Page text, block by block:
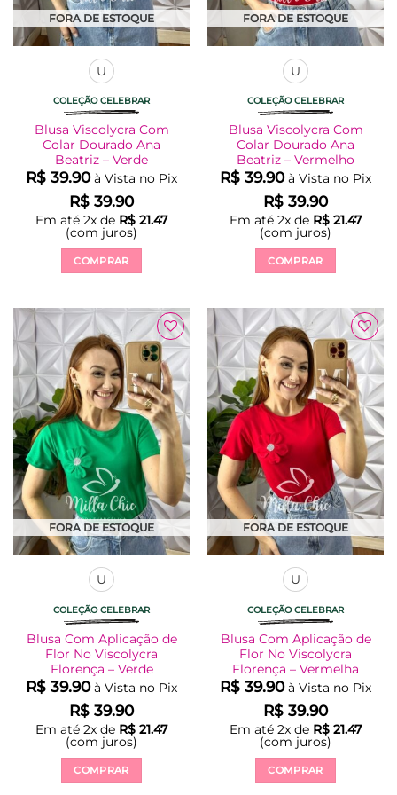
FORA DE ESTOQUE
U
COLEÇÃO CELEBRAR
Blusa Viscolycra Com
Colar Dourado Ana
Beatriz – Verde
R$ 39.90 à Vista no Pix
R$ 39.90
Em até 2x de R$ 21.47
(com juros)
COMPRAR
tem
várias
variantes.
As
opções
podem
ser
escolhidas
na
página
do
produto
FORA DE ESTOQUE
U
COLEÇÃO CELEBRAR
Blusa Viscolycra Com
Colar Dourado Ana
Beatriz – Vermelho
R$ 39.90 à Vista no Pix
R$ 39.90
Em até 2x de R$ 21.47
(com juros)
COMPRAR
tem
várias
variantes.
As
opções
podem
ser
escolhidas
na
página
do
produto
Adicionar
à Lista
FORA DE ESTOQUE
U
COLEÇÃO CELEBRAR
Blusa Com Aplicação de
Flor No Viscolycra
Florença – Verde
R$ 39.90 à Vista no Pix
R$ 39.90
Em até 2x de R$ 21.47
(com juros)
COMPRAR
Adicionar
à Lista
FORA DE ESTOQUE
U
COLEÇÃO CELEBRAR
Blusa Com Aplicação de
Flor No Viscolycra
Florença – Vermelha
R$ 39.90 à Vista no Pix
R$ 39.90
Em até 2x de R$ 21.47
(com juros)
COMPRAR